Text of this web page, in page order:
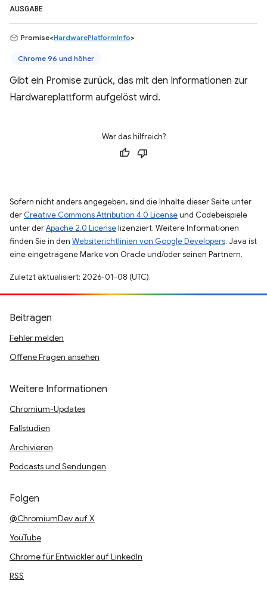
AUSGABE
Promise<HardwarePlatformInfo>
Chrome 96 und höher
Gibt ein Promise zurück, das mit den Informationen zur
Hardwareplattform aufgelöst wird.
War das hilfreich?
Sofern nicht anders angegeben, sind die Inhalte dieser Seite unter
der Creative Commons Attribution 4.0 Licenseund Codebeispiele
unter derApache 2.0 Licenselizenziert. Weitere Informationen
finden Sie in den Websiterichtlinien von Google Developers. Java ist
eine eingetragene Marke von Oracle und/oder seinen Partnern.
Zuletzt aktualisiert: 2026-01-08 (UTC).
Beitragen
Fehler melden
Offene Fragen ansehen
Weitere Informationen
Chromium-Updates
Fallstudien
Archivieren
Podcasts und Sendungen
Folgen
@ChromiumDev auf X
YouTube
Chrome für Entwickler auf LinkedIn
RSS